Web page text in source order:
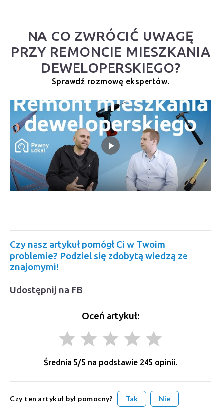
NA CO ZWRÓCIĆ UWAGĘ
PRZY REMONCIE MIESZKANIA
DEWELOPERSKIEGO?
Sprawdź rozmowę ekspertów.
Czy nasz artykuł pomógł Ci w Twoim
problemie? Podziel się zdobytą wiedzą ze
znajomymi!
Udostępnij na FB
Oceń artykuł:
grade grade grade grade grade
Średnia 5/5 na podstawie 245 opinii.
Czy ten artykuł był pomocny? Tak Nie